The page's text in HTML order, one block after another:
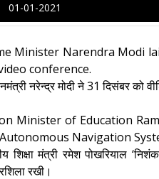
01-2021
Minister Narendra Modi
conference.
नरेन्द्र मोदी ने 31 दिसंबर को
Minister of Education
Navigation
शिक्षा मंत्री रमेश पोखरियाल
रखी।